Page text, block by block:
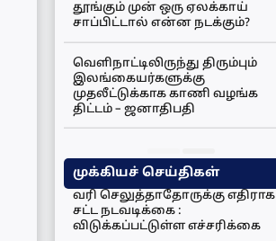
தூங்கும் முன் ஒரு ஏலக்காய்
சாப்பிட்டால் என்ன நடக்கும்?
வெளிநாட்டிலிருந்து திரும்பும்
இலங்கையர்களுக்கு
முதலீட்டுக்காக காணி வழங்க
திட்டம் – ஜனாதிபதி
முக்கியச் செய்திகள்
வரி செலுத்தாதோருக்கு எதிராக
சட்ட நடவடிக்கை :
விடுக்கப்பட்டுள்ள எச்சரிக்கை